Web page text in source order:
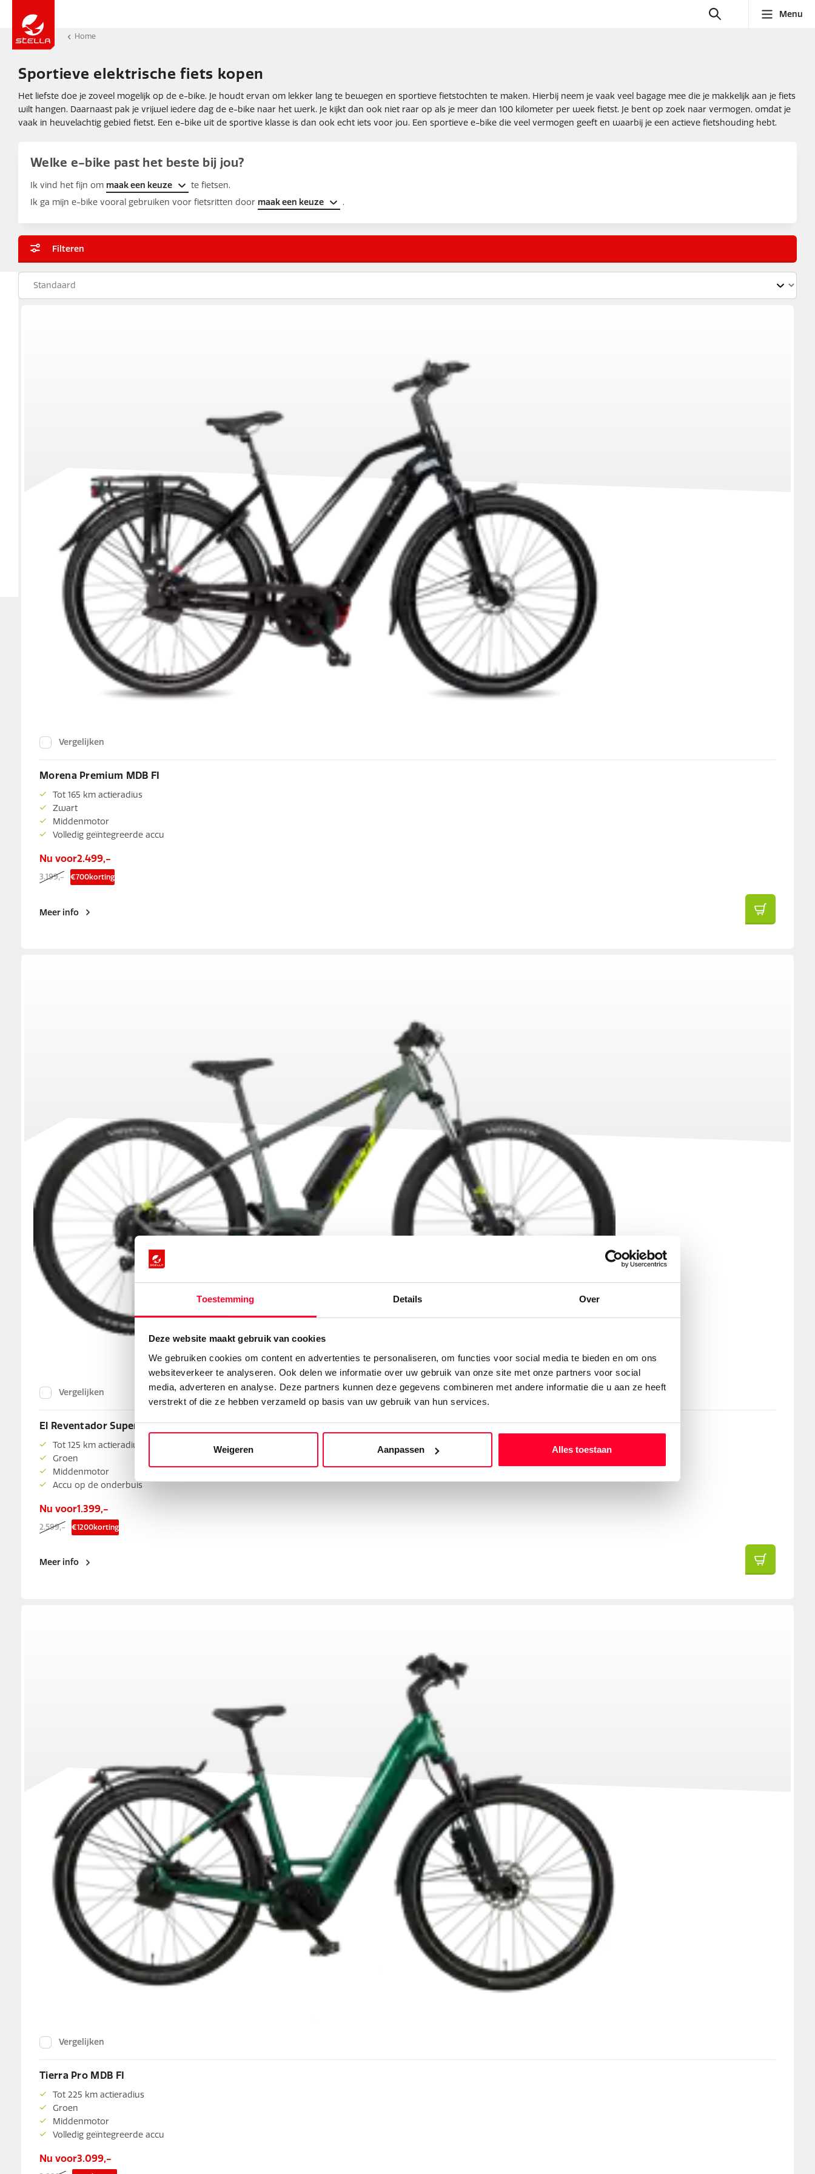
Toestemming Details Over
Deze website maakt gebruik van cookies
We gebruiken cookies om content en advertenties te personaliseren, om functies voor social media te bieden en om ons
websiteverkeer te analyseren. Ook delen we informatie over uw gebruik van onze site met onze partners voor social
media, adverteren en analyse. Deze partners kunnen deze gegevens combineren met andere informatie die u aan ze heeft
verstrekt of die ze hebben verzameld op basis van uw gebruik van hun services.
Weigeren Aanpassen Alles toestaan
Menu
Home
Sportieve elektrische fiets kopen
Het liefste doe je zoveel mogelijk op de e-bike. Je houdt ervan om lekker lang te bewegen en sportieve fietstochten te maken. Hierbij neem je vaak veel bagage mee die je makkelijk aan je fiets
wilt hangen. Daarnaast pak je vrijwel iedere dag de e-bike naar het werk. Je kijkt dan ook niet raar op als je meer dan 100 kilometer per week fietst. Je bent op zoek naar vermogen, omdat je
vaak in heuvelachtig gebied fietst. Een e-bike uit de sportive klasse is dan ook echt iets voor jou. Een sportieve e-bike die veel vermogen geeft en waarbij je een actieve fietshouding hebt.
Welke e-bike past het beste bij jou?
Ik vind het fijn om maak een keuze
te fietsen.
Ik ga mijn e-bike vooral gebruiken voor fietsritten door maak een keuze .
Filteren
Kettingkast
Vergelijken
Morena Premium MDB FI
Tot 165 km actieradius
Zwart
Middenmotor
Volledig geïntegreerde accu
Nu voor2.499,-
3.199,- €700korting
Meer info
Vergelijken
El Reventador Superior MDBPC
Tot 125 km actieradius
Groen
Middenmotor
Accu op de onderbuis
Nu voor1.399,-
2.599,- €1200korting
Meer info
Vergelijken
Tierra Pro MDB FI
Tot 225 km actieradius
Groen
Middenmotor
Volledig geïntegreerde accu
Nu voor3.099,-